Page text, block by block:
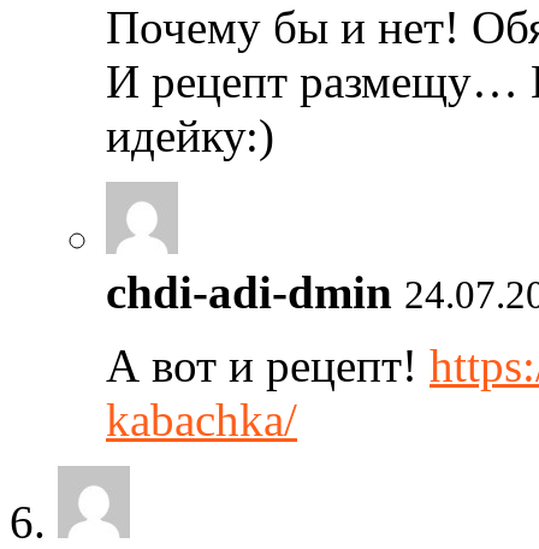
Почему бы и нет!
И рецепт размещу…
идейку:)
chdi-adi-dmin
А вот и рецепт!
kabachka/